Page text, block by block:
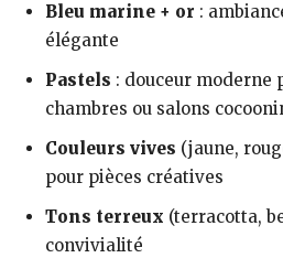
Bleu marine + or :
élégante
Pastels : douceur moderne
chambres ou salons
Couleurs vives (jaune,
pour pièces créatives
Tons terreux (terracotta,
convivialité